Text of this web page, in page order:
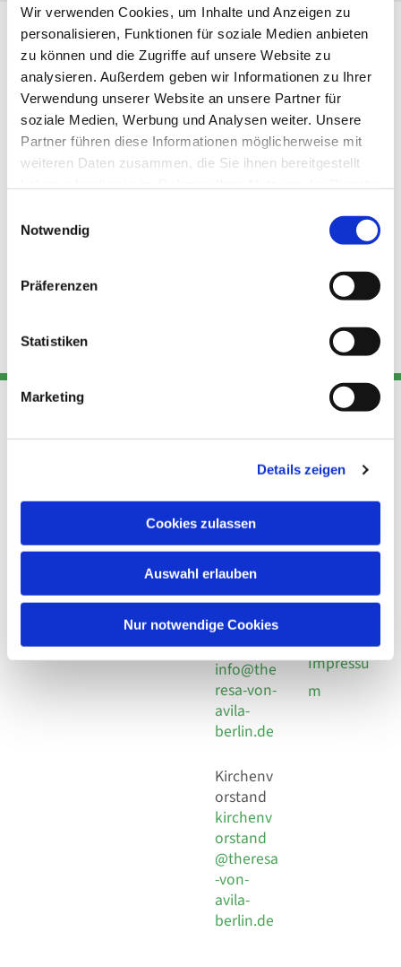
Wir verwenden Cookies, um Inhalte und Anzeigen zu
personalisieren, Funktionen für soziale Medien anbieten
zu können und die Zugriffe auf unsere Website zu
analysieren. Außerdem geben wir Informationen zu Ihrer
Verwendung unserer Website an unsere Partner für
soziale Medien, Werbung und Analysen weiter. Unsere
Partner führen diese Informationen möglicherweise mit
weiteren Daten zusammen, die Sie ihnen bereitgestellt
Notwendig
Präferenzen
Statistiken
Marketing
Details zeigen
Cookies zulassen
Auswahl erlauben
Nur notwendige Cookies
Adresse
Kirchengemeinde Pfarrei
Hl. Theresa von Avila Berlin
Nordost
Leitender Pfarrer - Norbert
Pomplun
13086 Berlin
Kont
Telefon
+49 30
924 64 28
30 924 54
18
E-Mail
info@the
resa-von-
avila-
berlin.de
Kirchenv
orstand
kirchenv
orstand
@theresa
-von-
avila-
berlin.de
Links
Datensch
Datensch
Social
Impressu
m